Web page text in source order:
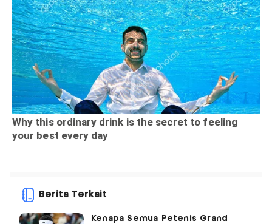
Berita Terkait
Kenapa Semua Petenis Grand